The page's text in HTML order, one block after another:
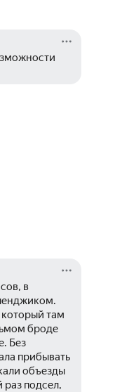
в
там
броде
Без
прибывать
объезды
раз подсел,